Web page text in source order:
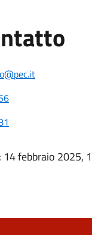
: 14 febbraio 2025,